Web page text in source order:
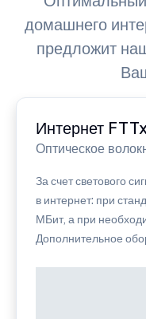
домашнего
предложит
Интернет
Оптическое
За счет светового
в интернет: при
МБит, а при
Дополнительное